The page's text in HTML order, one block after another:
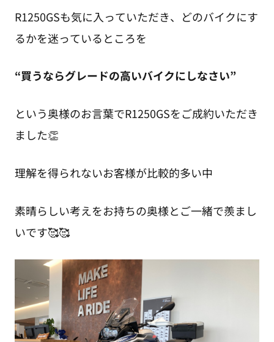
R1250GSも気に入っていただき、どのバイクにす
るかを迷っているところを
“買うならグレードの高いバイクにしなさい”
という奥様のお言葉でR1250GSをご成約いただき
ました👏
理解を得られないお客様が比較的多い中
素晴らしい考えをお持ちの奥様とご一緒で羨まし
いです🥰🥰